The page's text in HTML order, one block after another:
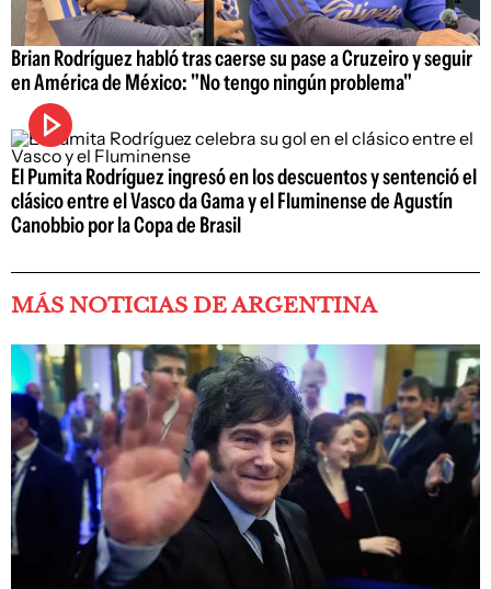
Brian Rodríguez habló tras caerse su pase a Cruzeiro y seguir
en América de México: "No tengo ningún problema"
El Pumita Rodríguez ingresó en los descuentos y sentenció el
clásico entre el Vasco da Gama y el Fluminense de Agustín
Canobbio por la Copa de Brasil
MÁS NOTICIAS DE ARGENTINA